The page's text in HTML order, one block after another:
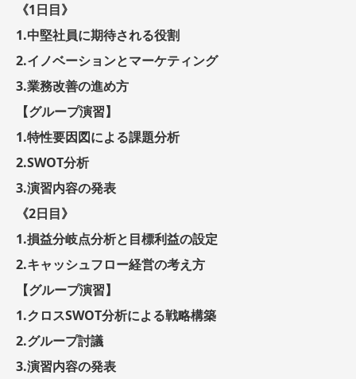
《1日目》
1.中堅社員に期待される役割
2.イノベーションとマーケティング
3.業務改善の進め方
【グループ演習】
1.特性要因図による課題分析
2.SWOT分析
3.演習内容の発表
《2日目》
1.損益分岐点分析と目標利益の設定
2.キャッシュフロー経営の考え方
【グループ演習】
1.クロスSWOT分析による戦略構築
2.グループ討議
3.演習内容の発表